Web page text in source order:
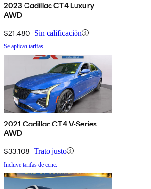
2023 Cadillac CT4 Luxury
AWD
$21,480 Sin calificación
Se aplican tarifas
2021 Cadillac CT4 V-Series
AWD
$33,108 Trato justo
Incluye tarifas de conc.